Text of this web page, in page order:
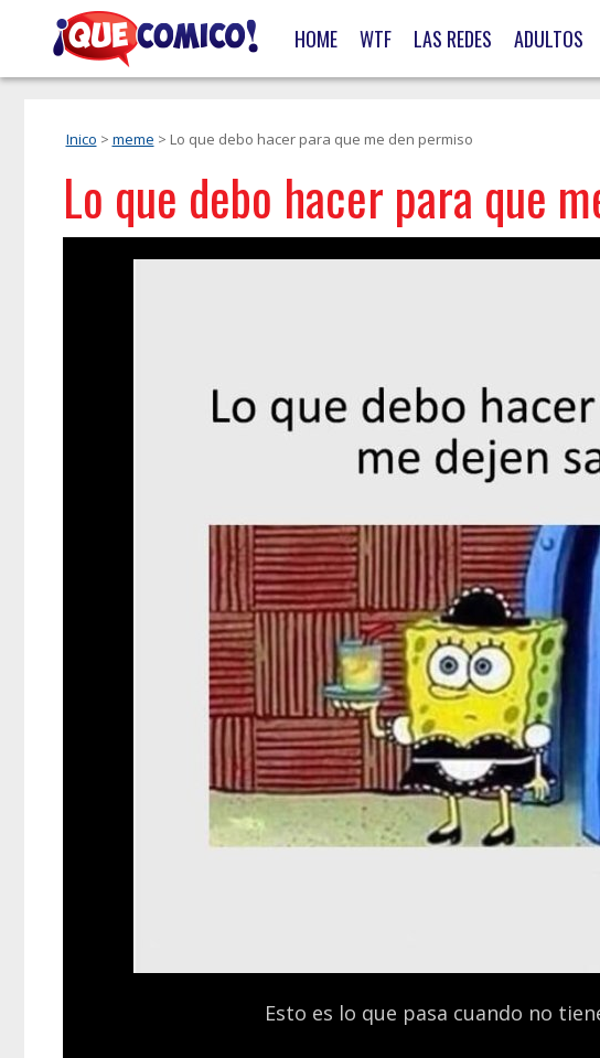
HOME WTF LAS REDES ADULTOS
Inico > meme > Lo que debo hacer para que me den permiso
Lo que debo hacer para que
Esto es lo que pasa cuando no